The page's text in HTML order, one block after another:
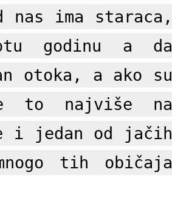
nas ima staraca,
godinu a da
otoka, a ako su
to najviše na
i jedan od jačih
tih običaja